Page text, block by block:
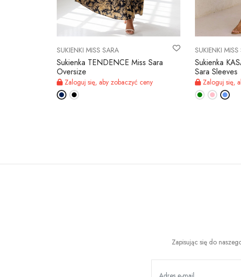
SUKIENKI MISS SARA
Sukienka TENDENCE Miss Sara
Oversize
Zaloguj się, aby zobaczyć ceny
SUKIENKI MISS
Sukienka
Sara Sleeves
Zaloguj się,
Zapisując się do